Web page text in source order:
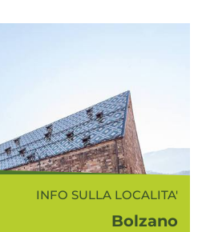
INFO SULLA LOCALITA'
Bolzano